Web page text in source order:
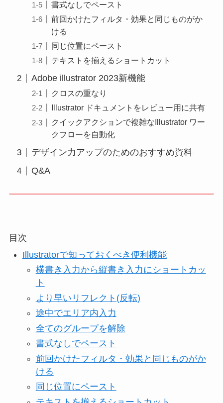
書式なしでペースト
前回かけたフィルタ・効果と同じものがか
ける
同じ位置にペースト
テキストを揃えるショートカット
Adobe illustrator 2023新機能
クロスの重なり
Illustrator ドキュメントをレビュー用に共有
クイックアクションで複雑なIllustrator ワー
クフローを自動化
デザイン力アップのためのおすすめ資料
Q&A
目次
Illustratorで知っておくべき便利機能
横書き入力から縦書き入力にショートカッ
ト
より早いリフレクト(反転)
途中でエリア内入力
全てのグループを解除
書式なしでペースト
前回かけたフィルタ・効果と同じものがか
ける
同じ位置にペースト